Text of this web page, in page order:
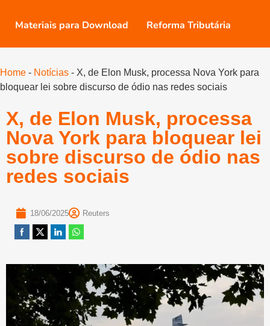
Materiais para Download Reforma Tributária
Home - Notícias - X, de Elon Musk, processa Nova York para
bloquear lei sobre discurso de ódio nas redes sociais
X, de Elon Musk, processa
Nova York para bloquear lei
sobre discurso de ódio nas
redes sociais
18/06/2025 Reuters